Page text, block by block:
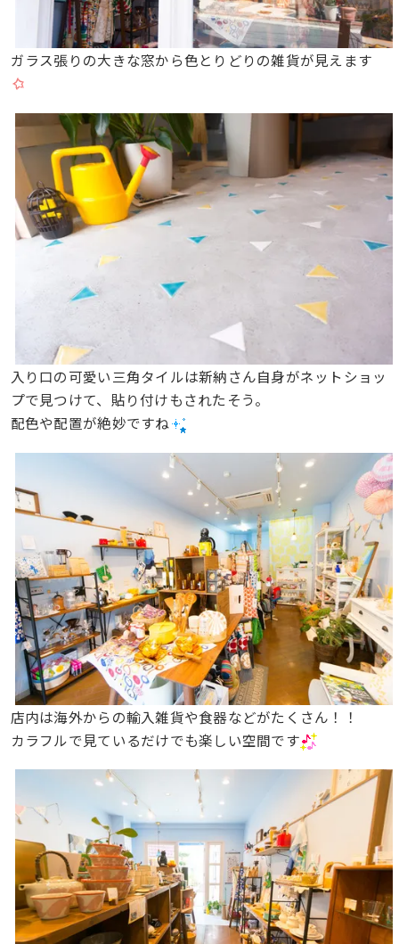
ガラス張りの大きな窓から色とりどりの雑貨が見えます
入り口の可愛い三角タイルは新納さん自身がネットショッ
プで見つけて、貼り付けもされたそう。
配色や配置が絶妙ですね
店内は海外からの輸入雑貨や食器などがたくさん！！
カラフルで見ているだけでも楽しい空間です